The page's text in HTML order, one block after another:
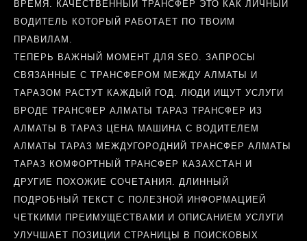
ВРЕМЯ. КАЧЕСТВЕННЫЙ ТРАНСФЕР ЭТО КАК ЛИЧНЫЙ
ВОДИТЕЛЬ КОТОРЫЙ РАБОТАЕТ ПО ТВОИМ
ПРАВИЛАМ.
ТЕПЕРЬ ВАЖНЫЙ МОМЕНТ ДЛЯ SEO. ЗАПРОСЫ
СВЯЗАННЫЕ С ТРАНСФЕРОМ МЕЖДУ АЛМАТЫ И
ТАРАЗОМ РАСТУТ КАЖДЫЙ ГОД. ЛЮДИ ИЩУТ УСЛУГИ
ВРОДЕ ТРАНСФЕР АЛМАТЫ ТАРАЗ ТРАНСФЕР ИЗ
АЛМАТЫ В ТАРАЗ ЦЕНА МАШИНА С ВОДИТЕЛЕМ
АЛМАТЫ ТАРАЗ МЕЖДУГОРОДНИЙ ТРАНСФЕР АЛМАТЫ
ТАРАЗ КОМФОРТНЫЙ ТРАНСФЕР КАЗАХСТАН И
ДРУГИЕ ПОХОЖИЕ СОЧЕТАНИЯ. ДЛИННЫЙ
ПОДРОБНЫЙ ТЕКСТ С ПОЛЕЗНОЙ ИНФОРМАЦИЕЙ
ЧЕТКИМИ ПРЕИМУЩЕСТВАМИ И ОПИСАНИЕМ УСЛУГИ
УЛУЧШАЕТ ПОЗИЦИИ СТРАНИЦЫ В ПОИСКОВЫХ